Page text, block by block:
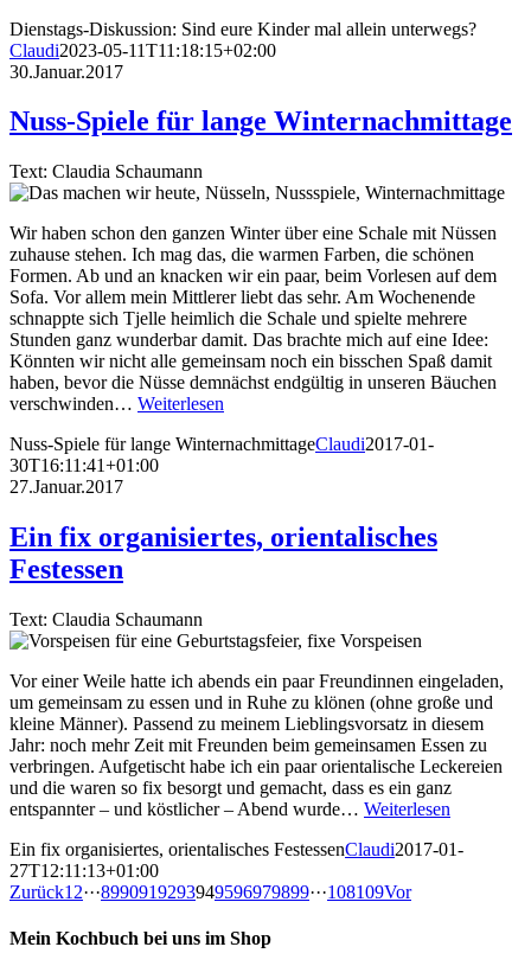
Dienstags-Diskussion: Sind eure Kinder mal allein unterwegs?
Claudi2023-05-11T11:18:15+02:00
30.Januar.2017
Nuss-Spiele für lange Winternachmittage
Text: Claudia Schaumann
Wir haben schon den ganzen Winter über eine Schale mit Nüssen
zuhause stehen. Ich mag das, die warmen Farben, die schönen
Formen. Ab und an knacken wir ein paar, beim Vorlesen auf dem
Sofa. Vor allem mein Mittlerer liebt das sehr. Am Wochenende
schnappte sich Tjelle heimlich die Schale und spielte mehrere
Stunden ganz wunderbar damit. Das brachte mich auf eine Idee:
Könnten wir nicht alle gemeinsam noch ein bisschen Spaß damit
haben, bevor die Nüsse demnächst endgültig in unseren Bäuchen
verschwinden… Weiterlesen
Nuss-Spiele für lange WinternachmittageClaudi2017-01-
30T16:11:41+01:00
27.Januar.2017
Ein fix organisiertes, orientalisches
Festessen
Text: Claudia Schaumann
Vor einer Weile hatte ich abends ein paar Freundinnen eingeladen,
um gemeinsam zu essen und in Ruhe zu klönen (ohne große und
kleine Männer). Passend zu meinem Lieblingsvorsatz in diesem
Jahr: noch mehr Zeit mit Freunden beim gemeinsamen Essen zu
verbringen. Aufgetischt habe ich ein paar orientalische Leckereien
und die waren so fix besorgt und gemacht, dass es ein ganz
entspannter – und köstlicher – Abend wurde… Weiterlesen
Ein fix organisiertes, orientalisches FestessenClaudi2017-01-
27T12:11:13+01:00
Zurück1 2···8990919293949596979899···108109Vor
Mein Kochbuch bei uns im Shop